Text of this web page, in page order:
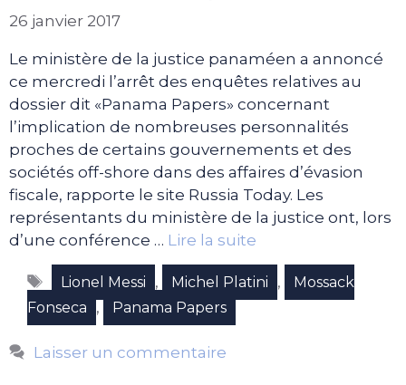
26 janvier 2017
Le ministère de la justice panaméen a annoncé
ce mercredi l’arrêt des enquêtes relatives au
dossier dit «Panama Papers» concernant
l’implication de nombreuses personnalités
proches de certains gouvernements et des
sociétés off-shore dans des affaires d’évasion
fiscale, rapporte le site Russia Today. Les
représentants du ministère de la justice ont, lors
d’une conférence … Lire la suite
Étiquettes
Lionel Messi , Michel Platini ,
Mossack
Fonseca
, Panama Papers
Laisser un commentaire